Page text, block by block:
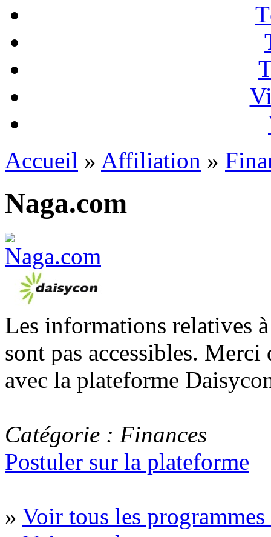
Accueil » Affiliation »
Naga.com
Les informations relatives
sont pas accessibles.
avec la plateforme
Catégorie : Finances
Postuler sur la plateforme
» Voir tous les